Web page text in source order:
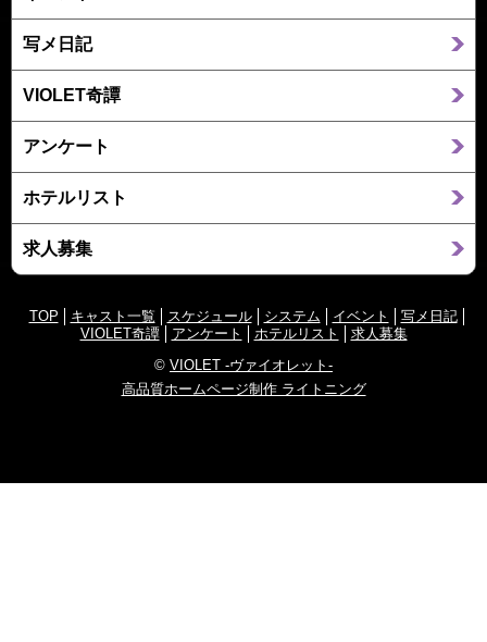
写メ日記
VIOLET奇譚
アンケート
ホテルリスト
求人募集
TOP キャスト一覧 スケジュール システム イベント
写メ日記
VIOLET奇譚
アンケート ホテルリスト
求人募集
© VIOLET -ヴァイオレット-
高品質ホームページ制作 ライトニング